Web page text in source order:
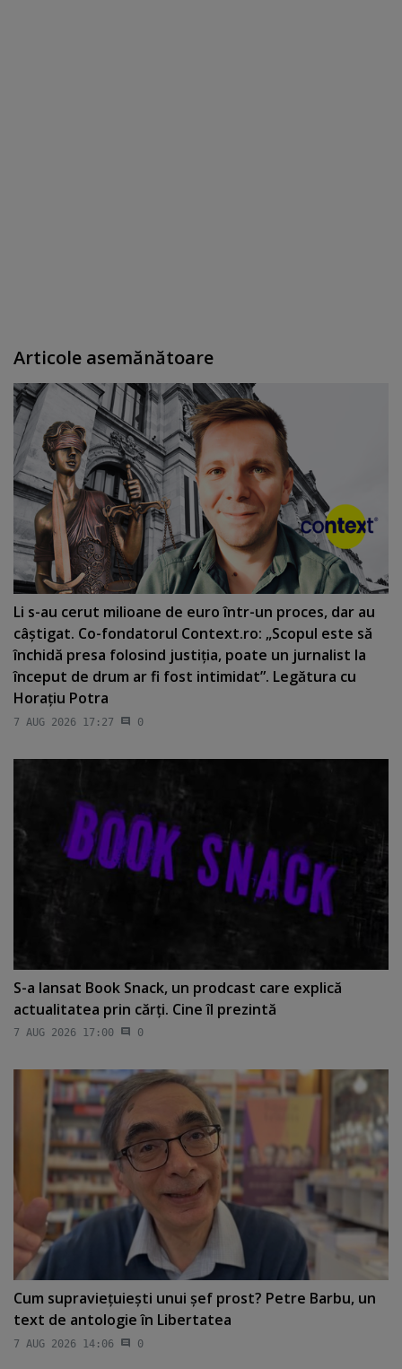
Articole asemănătoare
Li s-au cerut milioane de euro într-un proces, dar au
câştigat. Co-fondatorul Context.ro: „Scopul este să
închidă presa folosind justiţia, poate un jurnalist la
început de drum ar fi fost intimidat”. Legătura cu
Horaţiu Potra
7 AUG 2026 17:27 0
S-a lansat Book Snack, un prodcast care explică
actualitatea prin cărţi. Cine îl prezintă
7 AUG 2026 17:00 0
Cum supravieţuieşti unui şef prost? Petre Barbu, un
text de antologie în Libertatea
7 AUG 2026 14:06 0